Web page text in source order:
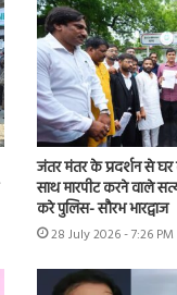
जंतर मंतर के प्रदर्शन से
साथ मारपीट करने वाले
करे पुलिस- सौरभ भारद्वाज
28 July 2026 - 7:26 PM